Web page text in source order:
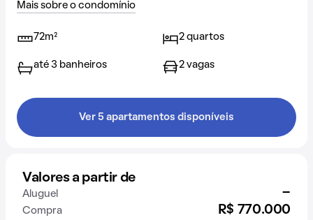
Mais sobre o condomínio
72m² 2 quartos
até 3 banheiros 2 vagas
Ver 5 apartamentos disponíveis
Valores a partir de
Aluguel -
Compra R$ 770.000